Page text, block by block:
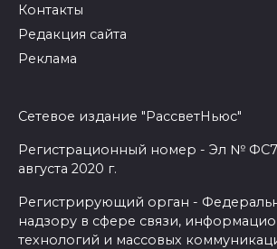
Контакты
Редакция сайта
Реклама
Сетевое издание "РассветНьюс"
Регистрационный номер - Эл №
августа 2020 г.
Регистрирующий орган -
надзору в сфере связи,
технологий и массовых